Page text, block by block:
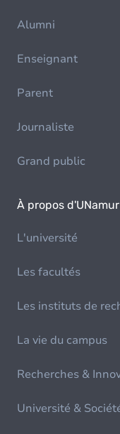
Alumni
Enseignant
Parent
Journaliste
Grand public
À propos d'UNamur
L'université
Les facultés
Les instituts de
La vie du campus
Recherches &
Université &